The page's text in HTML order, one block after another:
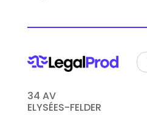
34 AV
ELYSÉES-FELDER